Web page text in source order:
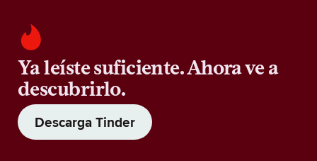
Ya leíste suficiente. Ahora ve a
descubrirlo.
Descarga Tinder